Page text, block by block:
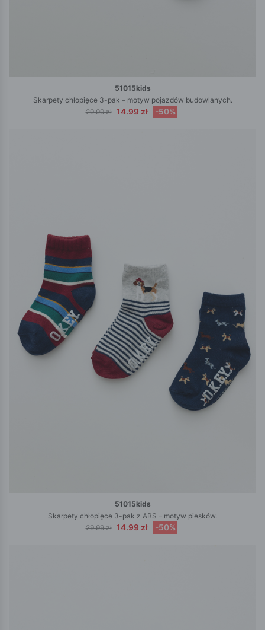
51015kids
Skarpety chłopięce 3-pak – motyw pojazdów budowlanych.
29.99 zł 14.99 zł -50%
51015kids
Skarpety chłopięce 3-pak z ABS – motyw piesków.
29.99 zł 14.99 zł -50%